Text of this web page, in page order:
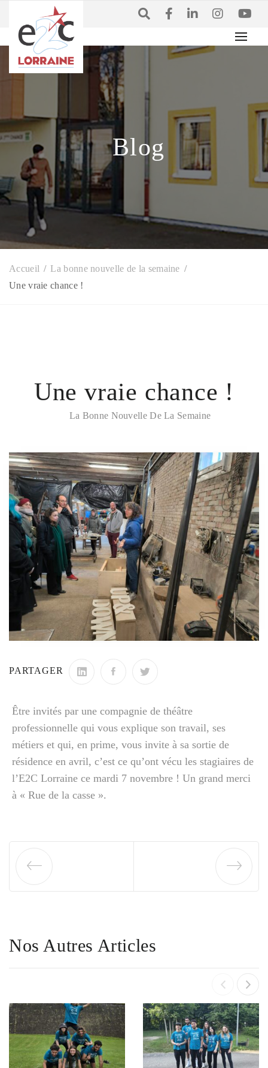
Accueil
La bonne nouvelle de la semaine
Une vraie chance !
Blog
Une vraie chance !
La Bonne Nouvelle De La Semaine
PARTAGER
Être invités par une compagnie de théâtre
professionnelle qui vous explique son travail, ses
métiers et qui, en prime, vous invite à sa sortie de
résidence en avril, c’est ce qu’ont vécu les stagiaires de
l’E2C Lorraine ce mardi 7 novembre ! Un grand merci
à « Rue de la casse ».
Nos Autres Articles